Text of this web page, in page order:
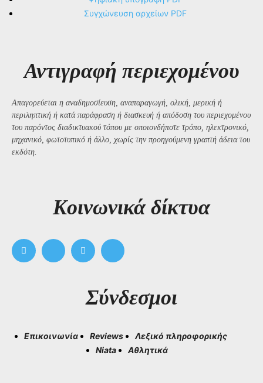
Συγχώνευση αρχείων PDF
Αντιγραφή περιεχομένου
Απαγορεύεται η αναδημοσίευση, αναπαραγωγή, ολική, μερική ή
περιληπτική ή κατά παράφραση ή διασκευή ή απόδοση του περιεχομένου
του παρόντος διαδικτυακού τόπου με οποιονδήποτε τρόπο, ηλεκτρονικό,
μηχανικό, φωτοτυπικό ή άλλο, χωρίς την προηγούμενη γραπτή άδεια του
εκδότη.
Kοινωνικά δίκτυα
Σύνδεσμοι
Επικοινωνία Reviews
Λεξικό πληροφορικής
Niata
Αθλητικά